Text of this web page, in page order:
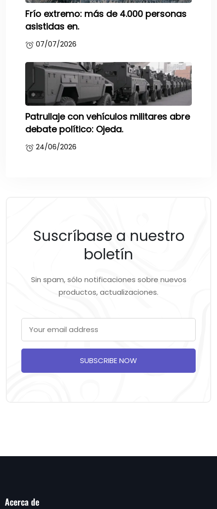
Frío extremo: más de 4.000 personas
asistidas en.
07/07/2026
Patrullaje con vehículos militares abre
debate político: Ojeda.
24/06/2026
Suscríbase a nuestro
boletín
Sin spam, sólo notificaciones sobre nuevos
productos, actualizaciones.
SUBSCRIBE NOW
Acerca de